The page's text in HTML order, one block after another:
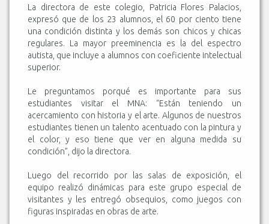
La directora de este colegio, Patricia Flores Palacios,
expresó que de los 23 alumnos, el 60 por ciento tiene
una condición distinta y los demás son chicos y chicas
regulares. La mayor preeminencia es la del espectro
autista, que incluye a alumnos con coeficiente intelectual
superior.
Le preguntamos porqué es importante para sus
estudiantes visitar el MNA: “Están teniendo un
acercamiento con historia y el arte. Algunos de nuestros
estudiantes tienen un talento acentuado con la pintura y
el color, y eso tiene que ver en alguna medida su
condición”, dijo la directora.
Luego del recorrido por las salas de exposición, el
equipo realizó dinámicas para este grupo especial de
visitantes y les entregó obsequios, como juegos con
figuras inspiradas en obras de arte.